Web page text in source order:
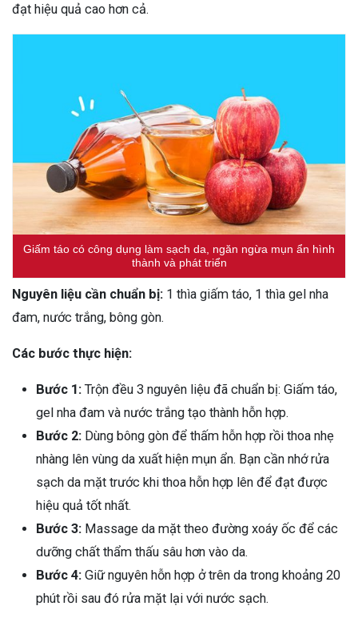
đạt hiệu quả cao hơn cả.
Giấm táo có công dụng làm sạch da, ngăn ngừa mụn ẩn hình
thành và phát triển
Nguyên liệu cần chuẩn bị: 1 thìa giấm táo, 1 thìa gel nha
đam, nước trắng, bông gòn.
Các bước thực hiện:
Bước 1: Trộn đều 3 nguyên liệu đã chuẩn bị: Giấm táo,
gel nha đam và nước trắng tạo thành hỗn hợp.
Bước 2: Dùng bông gòn để thấm hỗn hợp rồi thoa nhẹ
nhàng lên vùng da xuất hiện mụn ẩn. Bạn cần nhớ rửa
sạch da mặt trước khi thoa hỗn hợp lên để đạt được
hiệu quả tốt nhất.
Bước 3: Massage da mặt theo đường xoáy ốc để các
dưỡng chất thẩm thấu sâu hơn vào da.
Bước 4: Giữ nguyên hỗn hợp ở trên da trong khoảng 20
phút rồi sau đó rửa mặt lại với nước sạch.